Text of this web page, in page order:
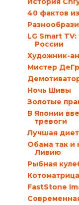
40 фактов
LG Smart
России
Художник-
Мистер
Ночь Шивы
Золотые
В Японии
тревоги
Лучшая
Обама так и
Ливию
Рыбная
Котоматрица
FastStone